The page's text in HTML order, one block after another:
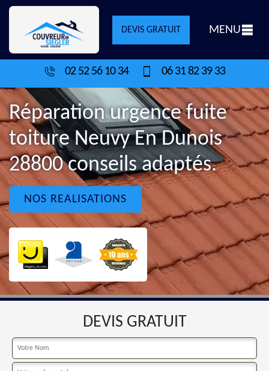
DEVIS GRATUIT MENU
02 52 56 10 34 06 31 82 39 33
Réparation urgence fuite
toiture Neuvy En Dunois
28800 conseils adaptés.
NOS REALISATIONS
DEVIS GRATUIT